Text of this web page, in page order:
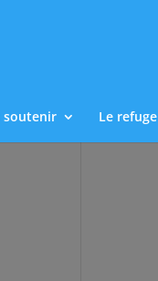
soutenir Le refuge